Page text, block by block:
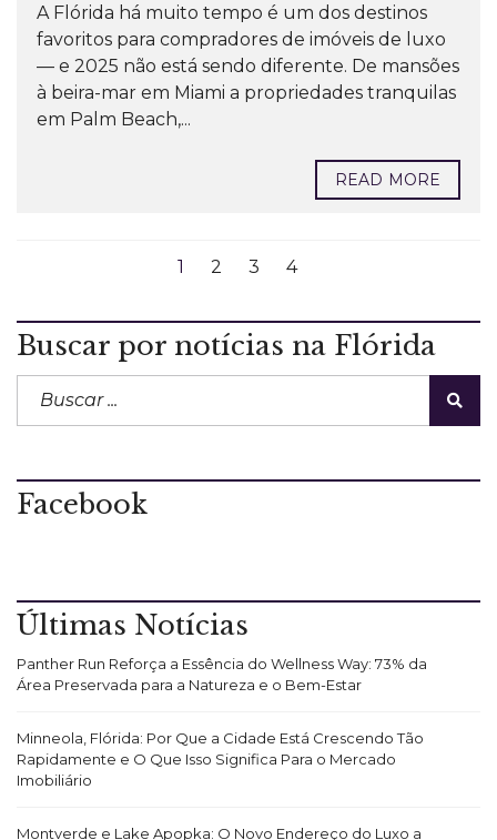
A Flórida há muito tempo é um dos destinos
favoritos para compradores de imóveis de luxo
— e 2025 não está sendo diferente. De mansões
à beira-mar em Miami a propriedades tranquilas
em Palm Beach,...
READ MORE
1 2 3 4
Buscar por notícias na Flórida
Facebook
Últimas Notícias
Panther Run Reforça a Essência do Wellness Way: 73% da
Área Preservada para a Natureza e o Bem-Estar
Minneola, Flórida: Por Que a Cidade Está Crescendo Tão
Rapidamente e O Que Isso Significa Para o Mercado
Imobiliário
Montverde e Lake Apopka: O Novo Endereço do Luxo a